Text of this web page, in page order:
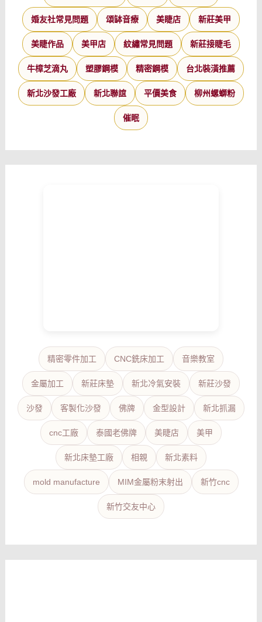
婚友社常見問題 頌缽音療 美睫店 新莊美甲
美睫作品 美甲店 紋繡常見問題 新莊接睫毛
牛樟芝滴丸 塑膠鋼模 精密鋼模 台北裝潢推薦
新北沙發工廠 新北聯誼 平價美食 柳州螺螄粉
催眠
精密零件加工 CNC銑床加工 音樂教室
金屬加工 新莊床墊 新北冷氣安裝 新莊沙發
沙發 客製化沙發 佛牌 金型設計 新北抓漏
cnc工廠 泰國老佛牌 美睫店 美甲
新北床墊工廠 相親 新北素料
mold manufacture MIM金屬粉末射出 新竹cnc
新竹交友中心